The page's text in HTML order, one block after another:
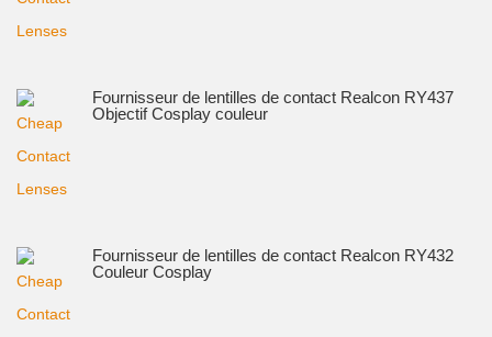
Fournisseur de lentilles de contact Realcon RY437
Objectif Cosplay couleur
Fournisseur de lentilles de contact Realcon RY432
Couleur Cosplay